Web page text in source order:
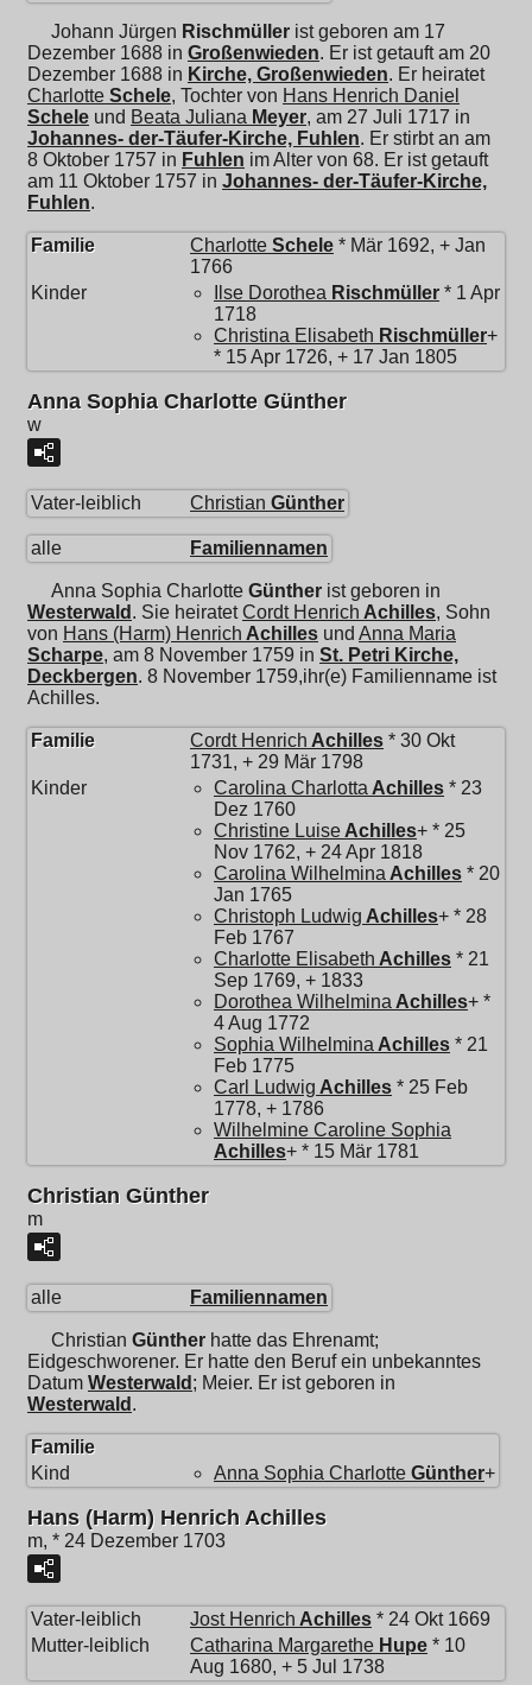
Johann Jürgen Rischmüller ist geboren am 17
Dezember 1688 in Großenwieden. Er ist getauft am 20
Dezember 1688 in Kirche, Großenwieden. Er heiratet
Charlotte Schele, Tochter von Hans Henrich Daniel
Schele und Beata Juliana Meyer, am 27 Juli 1717 in
Johannes- der-Täufer-Kirche, Fuhlen. Er stirbt an am
8 Oktober 1757 in Fuhlen im Alter von 68. Er ist getauft
am 11 Oktober 1757 in Johannes- der-Täufer-Kirche,
Fuhlen.
Familie Charlotte Schele * Mär 1692, + Jan
1766
Kinder
Ilse Dorothea Rischmüller * 1 Apr
1718
Christina Elisabeth Rischmüller+
* 15 Apr 1726, + 17 Jan 1805
Anna Sophia Charlotte Günther
w
Vater-leiblich Christian Günther
alle Familiennamen
Anna Sophia Charlotte Günther ist geboren in
Westerwald . Sie heiratetCordt Henrich Achilles, Sohn
von Hans (Harm) Henrich Achilles und Anna Maria
Scharpe, am 8 November 1759 in St. Petri Kirche,
Deckbergen. 8 November 1759,ihr(e) Familienname ist
Achilles.
Familie Cordt Henrich Achilles * 30 Okt
1731, + 29 Mär 1798
Kinder
Carolina Charlotta Achilles * 23
Dez 1760
Christine Luise Achilles+ * 25
Nov 1762, + 24 Apr 1818
Carolina Wilhelmina Achilles * 20
Jan 1765
Christoph Ludwig Achilles+ * 28
Feb 1767
Charlotte Elisabeth Achilles * 21
Sep 1769, + 1833
Dorothea Wilhelmina Achilles+ *
4 Aug 1772
Sophia Wilhelmina Achilles * 21
Feb 1775
Carl Ludwig Achilles * 25 Feb
1778, + 1786
Wilhelmine Caroline Sophia
Achilles+ * 15 Mär 1781
Christian Günther
m
alle Familiennamen
Christian Günther hatte das Ehrenamt;
Eidgeschworener. Er hatte den Beruf ein unbekanntes
Datum Westerwald ; Meier. Er ist geboren in
Westerwald .
Familie
Kind
Anna Sophia Charlotte Günther+
Hans (Harm) Henrich Achilles
m, * 24 Dezember 1703
Vater-leiblich Jost Henrich Achilles * 24 Okt 1669
Mutter-leiblich
Catharina Margarethe Hupe * 10
Aug 1680, + 5 Jul 1738